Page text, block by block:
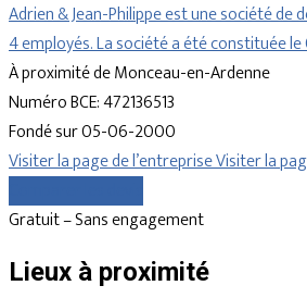
Adrien & Jean-Philippe est une société de
4 employés. La société a été constituée
À proximité de Monceau-en-Ardenne
Numéro BCE: 472136513
Fondé sur 05-06-2000
Visiter la page de l’entrepriseVisiter la
Gratuit – Sans engagement
Lieux à proximité